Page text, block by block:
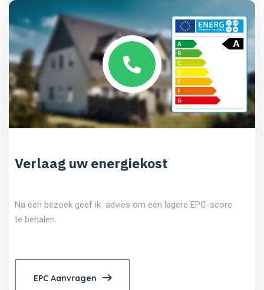
Verlaag uw energiekost
Na een bezoek geef ik advies om een lagere EPC-score
te behalen.
EPC Aanvragen